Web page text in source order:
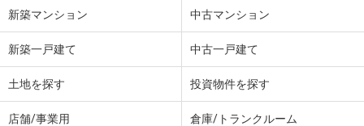
新築マンション 中古マンション
新築一戸建て 中古一戸建て
土地を探す 投資物件を探す
店舗/事業用 倉庫/トランクルーム